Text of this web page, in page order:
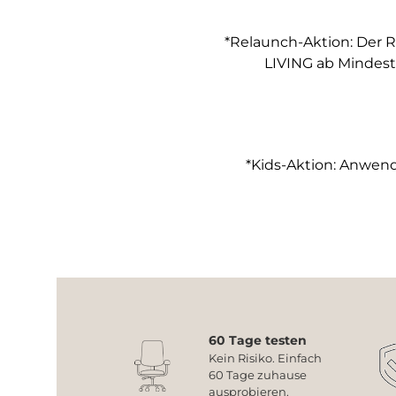
*Relaunch-Aktion: Der
LIVING ab
*Kids-Aktion:
60 Tage testen
Kein Risiko. Einfach
60 Tage zuhause
ausprobieren.